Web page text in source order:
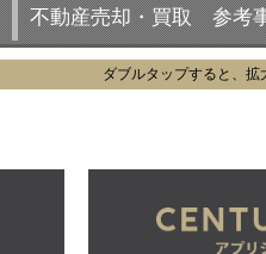
不動産売却・買取 参考
ダブルタップすると、